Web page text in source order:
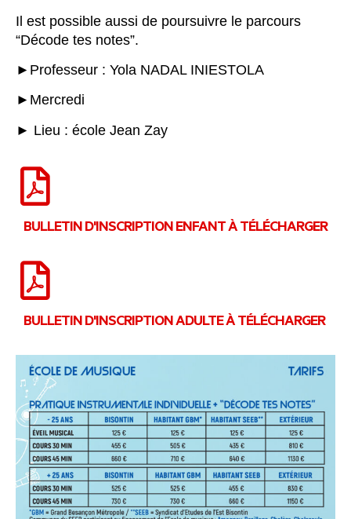
Il est possible aussi de poursuivre le parcours
“Décode tes notes”.
►Professeur : Yola NADAL INIESTOLA
►Mercredi
► Lieu : école Jean Zay
BULLETIN D'INSCRIPTION ENFANT À TÉLÉCHARGER
BULLETIN D'INSCRIPTION ADULTE À TÉLÉCHARGER